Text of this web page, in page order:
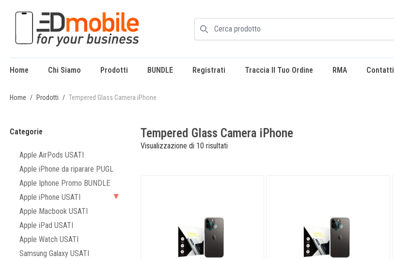
Home Chi Siamo Prodotti BUNDLE Registrati Traccia Il Tuo Ordine RMA Contatti
Home / Prodotti / Tempered Glass Camera iPhone
Categorie
Apple AirPods USATI
Apple iPhone da riparare PUGL
Apple Iphone Promo BUNDLE
▶
Apple iPhone USATI
Apple Macbook USATI
Apple iPad USATI
Apple Watch USATI
Samsung Galaxy USATI
Tempered Glass Camera iPhone
Visualizzazione di 10 risultati